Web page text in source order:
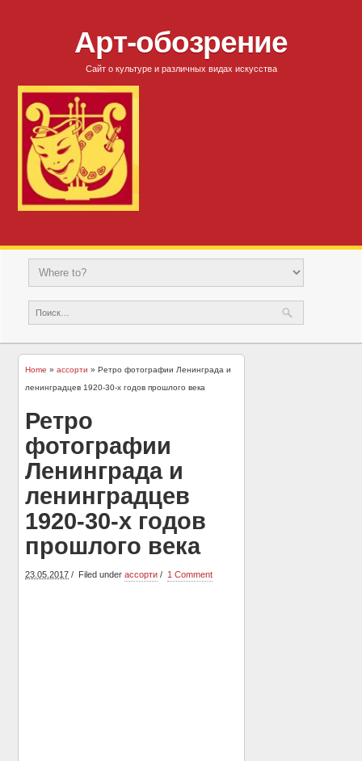
Арт-обозрение
Сайт о культуре и различных видах искусства
Home »ассорти » Ретро фотографии Ленинграда и
ленинградцев 1920-30-х годов прошлого века
Ретро
фотографии
Ленинграда и
ленинградцев
1920-30-х годов
прошлого века
23.05.2017 Filed underассорти 1 Comment